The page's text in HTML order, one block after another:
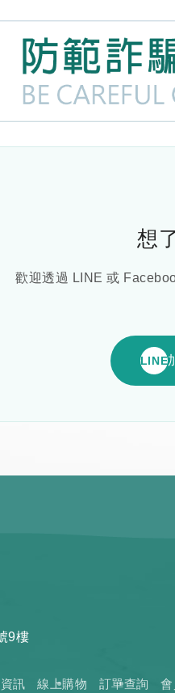
想
歡迎透過 LINE 或
LINE
9樓
訊 線上購物 訂單查詢